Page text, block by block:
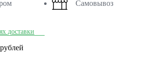
Самовывоз
доставки